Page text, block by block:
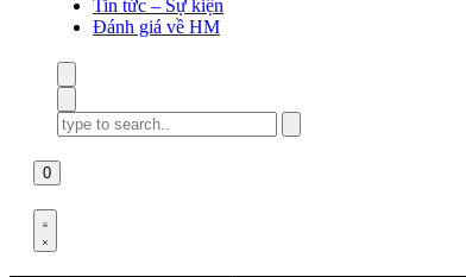
Tin tức – Sự kiện
Đánh giá về HM
Search
for:
0